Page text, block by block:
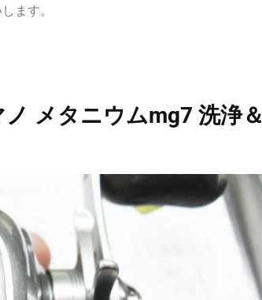
ます。
メタニウムmg7 洗浄＆